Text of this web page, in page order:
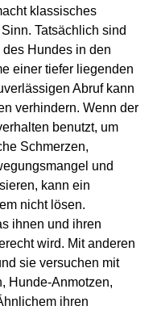
klassisches
Tatsächlich sind
Hundes in den
einer tiefer liegenden
Abruf kann
verhindern. Wenn der
benutzt, um
Schmerzen,
und
kann ein
nicht lösen.
ihnen und ihren
wird. Mit anderen
sie versuchen mit
Hunde-Anmotzen,
ihren